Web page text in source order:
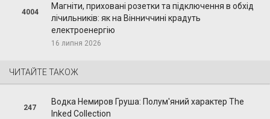
4004
Магніти, приховані розетки та підключення в обхід
лічильників: як на Вінниччині крадуть
електроенергію
16 липня 2026
ЧИТАЙТЕ ТАКОЖ
247
Водка Немиров Груша: Полум'яний характер The
Inked Collection